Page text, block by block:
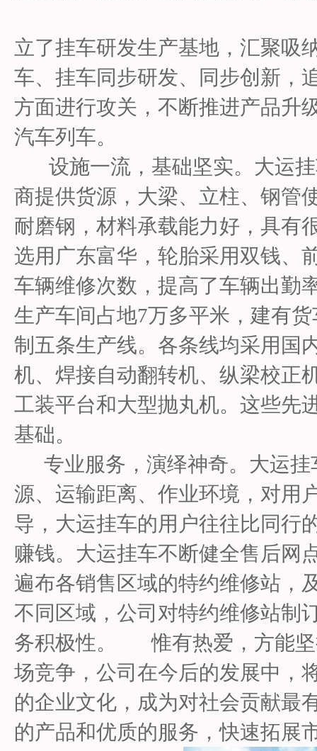
立了挂车研发生产基地，汇聚吸
车、挂车同步研发、同步创新，
方面进行攻关，不断推进产品升
汽车列车。
设施一流，基础坚实。大运挂
商提供货源，大梁、立柱、钢管
耐磨钢，材料承载能力好，具有
选用广东富华，轮胎采用双钱、
车辆维修次数，提高了车辆出勤
生产车间占地7万多平米，建有
制五条生产线。各条线均采用国
机、焊接自动翻转机、纵梁校正
工装平台和大型抛丸机。这些先
基础。
专业服务，演绎神奇。大运挂
源、运输距离、作业环境，对用
导，大运挂车的用户往往比同行
赚钱。大运挂车不断健全售后网
遍布各销售区域的特约维修站，
不同区域，公司对特约维修站制
务积极性。 惟有热爱，方能坚
场竞争，公司在今后的发展中，
的企业文化，成为对社会贡献最
的产品和优质的服务，快速拓展